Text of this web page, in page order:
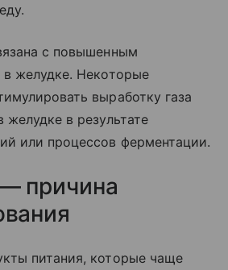
с повышенным
в желудке. Некоторые
выработку газа
желудке в результате
или процессов ферментации.
причина
питания, которые чаще